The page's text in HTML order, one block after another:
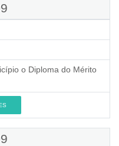
o Diploma do Mérito